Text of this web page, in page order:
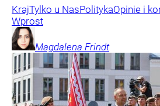
KrajTylko u NasPolitykaOpinie i
Wprost
Magdalena Frindt